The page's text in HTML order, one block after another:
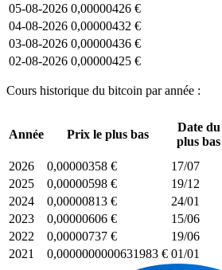
05-08-2026 0,00000426 €
04-08-2026 0,00000432 €
03-08-2026 0,00000436 €
02-08-2026 0,00000425 €
Cours historique du bitcoin par année :
Année Prix le plus bas
Date du
plus bas
2026
0,00000358 € 17/07
2025
0,00000598 € 19/12
2024
0,00000813 € 24/01
2023
0,00000606 € 15/06
2022
0,00000737 € 19/06
2021
0,0000000000631983 € 01/01